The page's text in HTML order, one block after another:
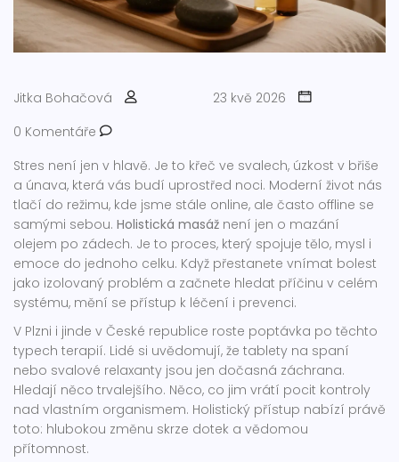
Jitka Bohačová
23 kvě 2026
0 Komentáře
Stres není jen v hlavě. Je to křeč ve svalech, úzkost v břiše
a únava, která vás budí uprostřed noci. Moderní život nás
tlačí do režimu, kde jsme stále online, ale často offline se
samými sebou. Holistická masáž není jen o mazání
olejem po zádech. Je to proces, který spojuje tělo, mysl i
emoce do jednoho celku. Když přestanete vnímat bolest
jako izolovaný problém a začnete hledat příčinu v celém
systému, mění se přístup k léčení i prevenci.
V Plzni i jinde v České republice roste poptávka po těchto
typech terapií. Lidé si uvědomují, že tablety na spaní
nebo svalové relaxanty jsou jen dočasná záchrana.
Hledají něco trvalejšího. Něco, co jim vrátí pocit kontroly
nad vlastním organismem. Holistický přístup nabízí právě
toto: hlubokou změnu skrze dotek a vědomou
přítomnost.